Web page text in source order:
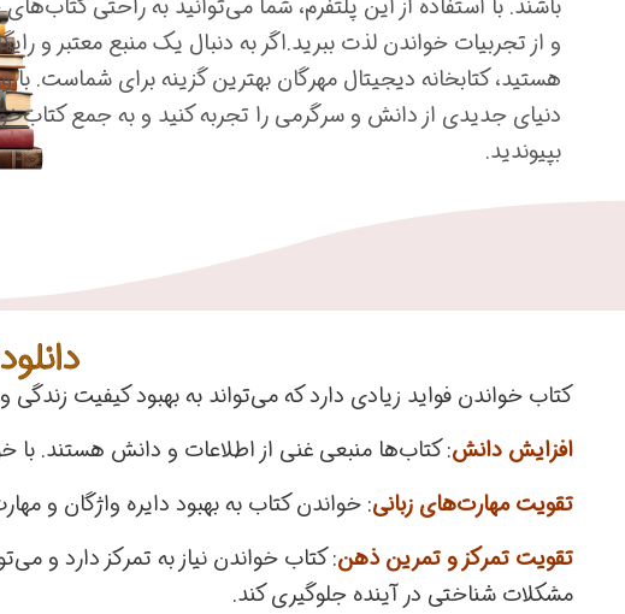
باشند. با استفاده از این پلتفرم، شما می‌توانید به راحتی
و از تجربیات خواندن لذت ببرید.اگر به دنبال یک منبع معتبر و
هستید، کتابخانه دیجیتال مهرگان بهترین گزینه برای شماست. با
دنیای جدیدی از دانش و سرگرمی را تجربه کنید و به جمع
بپیوندید.
کتاب خواندن فواید زیادی دارد که می‌تواند به بهبود کیفیت
افزایش دانش: کتاب‌ها منبعی غنی از اطلاعات و دانش هستند.
تقویت مهارت‌های زبانی: خواندن کتاب به بهبود دایره واژگان و
تقویت تمرکز و تمرین ذهن: کتاب خواندن نیاز به تمرکز دارد و
مشکلات شناختی در آینده جلوگیری کند.